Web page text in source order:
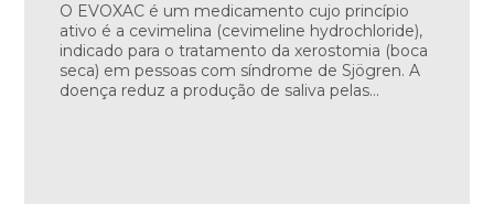
O EVOXAC é um medicamento cujo princípio
ativo é a cevimelina (cevimeline hydrochloride),
indicado para o tratamento da xerostomia (boca
seca) em pessoas com síndrome de Sjögren. A
doença reduz a produção de saliva pelas...